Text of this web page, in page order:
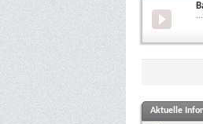
Aktuelle